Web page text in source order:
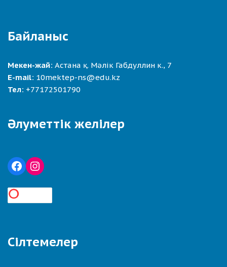
Байланыс
Мекен-жай: Астана қ. Мәлік Габдуллин к., 7
E-mail: 10mektep-ns@edu.kz
Тел: +77172501790
Әлуметтік желілер
Сілтемелер